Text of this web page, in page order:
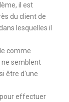
il est
du client de
lesquelles il
comme
ne semblent
être d'une
pour effectuer